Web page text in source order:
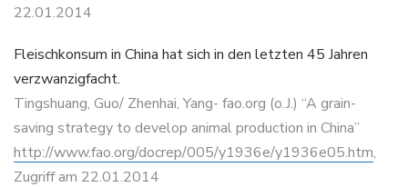
22.01.2014
Fleischkonsum in China hat sich in den letzten 45 Jahren
verzwanzigfacht.
Tingshuang, Guo/ Zhenhai, Yang- fao.org (o.J.) “A grain-
saving strategy to develop animal production in China”
http://www.fao.org/docrep/005/y1936e/y1936e05.htm,
Zugriff am 22.01.2014